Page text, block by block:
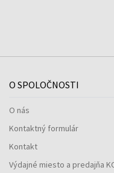
O SPOLOČNOSTI
O nás
Kontaktný formulár
Kontakt
Výdajné miesto a predajňa